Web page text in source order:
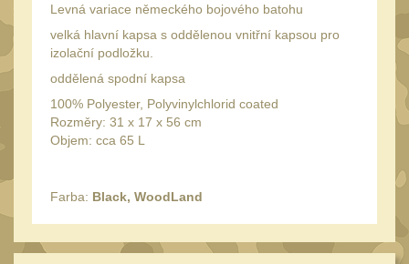
Pouzdra na
lékárničku 48
Pouzdra na
elektroniku67
Pouzdra a kapsy na
suchý zip
Pouzdra na svítilny2
Puzdrá na mapy24
Levná variace německého bojového batohu
velká hlavní kapsa s oddělenou vnitřní kapsou pro
izolační podložku.
oddělená spodní kapsa
100% Polyester, Polyvinylchlorid coated
Rozměry: 31 x 17 x 56 cm
Objem: cca 65 L
Farba: Black, WoodLand